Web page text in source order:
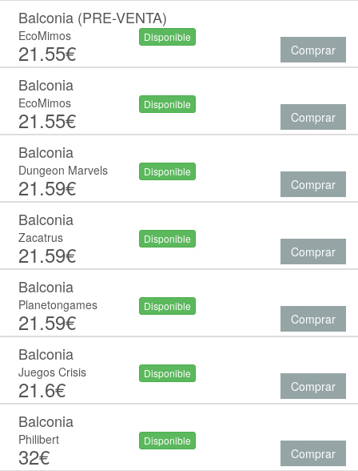
Balconia (PRE-VENTA)
EcoMimos
21.55€
Disponible
Comprar
Balconia
EcoMimos
21.55€
Disponible
Comprar
Balconia
Dungeon Marvels
21.59€
Disponible
Comprar
Balconia
Zacatrus
21.59€
Disponible
Comprar
Balconia
Planetongames
21.59€
Disponible
Comprar
Balconia
Juegos Crisis
21.6€
Disponible
Comprar
Balconia
Philibert
32€
Disponible
Comprar